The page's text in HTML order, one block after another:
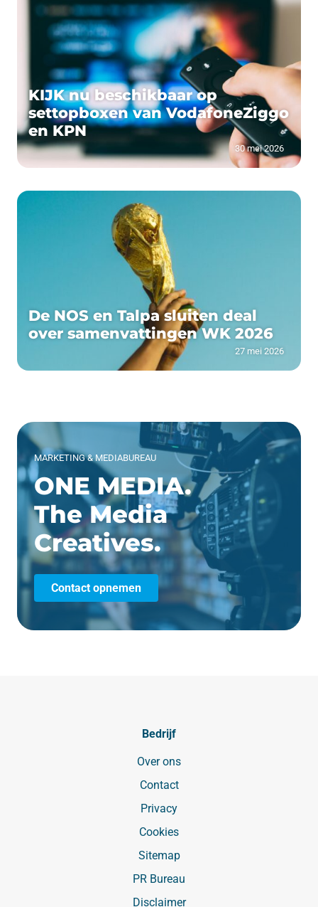
KIJK nu beschikbaar op
settopboxen van VodafoneZiggo
en KPN
30 mei 2026
De NOS en Talpa sluiten deal
over samenvattingen WK 2026
27 mei 2026
MARKETING & MEDIABUREAU
ONE MEDIA.
The Media
Creatives.
Contact opnemen
Bedrijf
Over ons
Contact
Privacy
Cookies
Sitemap
PR Bureau
Disclaimer